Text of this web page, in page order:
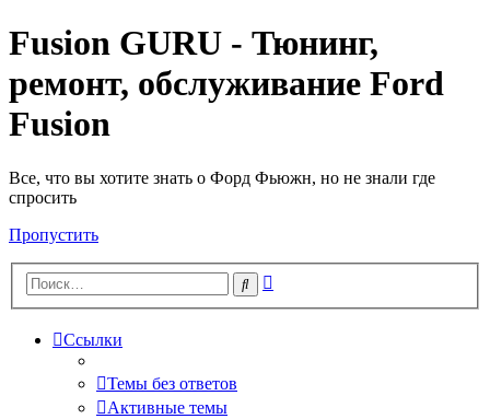
Fusion GURU - Тюнинг,
ремонт, обслуживание Ford
Fusion
Все, что вы хотите знать о Форд Фьюжн, но не знали где
спросить
Пропустить
Поиск
Ссылки
Темы без ответов
Активные темы